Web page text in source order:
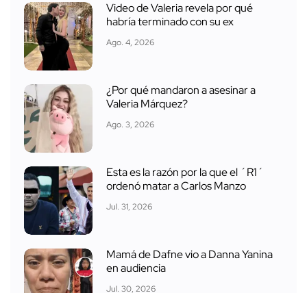
Video de Valeria revela por qué
habría terminado con su ex
Ago. 4, 2026
¿Por qué mandaron a asesinar a
Valeria Márquez?
Ago. 3, 2026
Esta es la razón por la que el ´R1´
ordenó matar a Carlos Manzo
Jul. 31, 2026
Mamá de Dafne vio a Danna Yanina
en audiencia
Jul. 30, 2026